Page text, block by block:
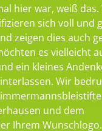
hier war, weiß das.
sich voll und
zeigen dies auch
es vielleicht
ein kleines
Wir
und dem
Ihrem